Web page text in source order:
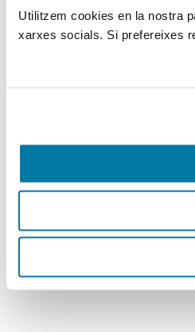
Utilitzem cookies en la nostra
xarxes socials. Si prefereixes